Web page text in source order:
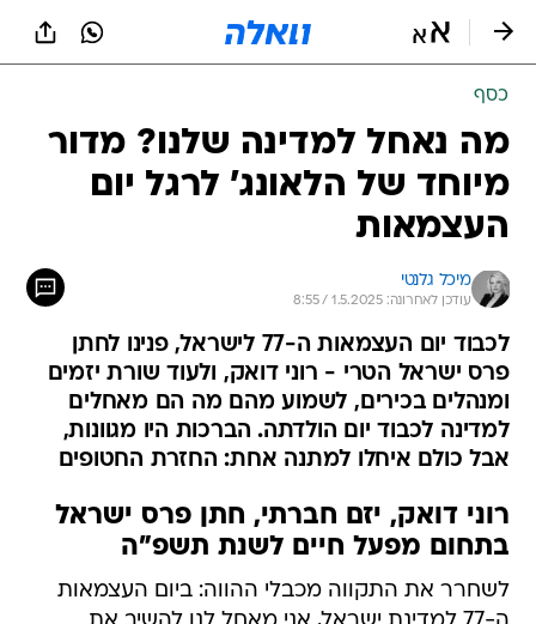
כסף
מה נאחל למדינה שלנו? מדור
מיוחד של הלאונג' לרגל יום
העצמאות
מיכל גלנטי
עודכן לאחרונה: 1.5.2025 / 8:55
לכבוד יום העצמאות ה-77 לישראל, פנינו לחתן
פרס ישראל הטרי - רוני דואק, ולעוד שורת יזמים
ומנהלים בכירים, לשמוע מהם מה הם מאחלים
למדינה לכבוד יום הולדתה. הברכות היו מגוונות,
אבל כולם איחלו למתנה אחת: החזרת החטופים
רוני דואק, יזם חברתי, חתן פרס ישראל
בתחום מפעל חיים לשנת תשפ"ה
לשחרר את התקווה מכבלי ההווה: ביום העצמאות